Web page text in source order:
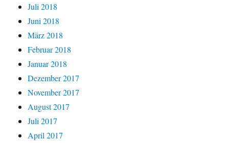
Juli 2018
Juni 2018
März 2018
Februar 2018
Januar 2018
Dezember 2017
November 2017
August 2017
Juli 2017
April 2017